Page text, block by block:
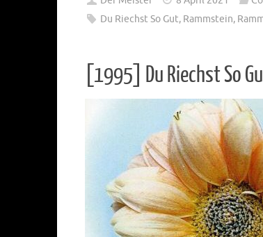
Du Riechst So Gut, Rammstein,
[1995] Du Riechst So